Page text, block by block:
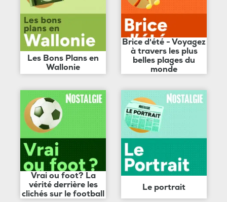
Les Bons Plans en
Wallonie
Brice d'été - Voyagez
à travers les plus
belles plages du
monde
Vrai ou foot? La
vérité derrière les
clichés sur le football
Le portrait